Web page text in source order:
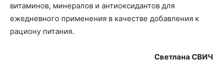
витаминов, минералов и антиоксидантов для
ежедневного применения в качестве добавления к
рациону питания.
Светлана СВИЧ